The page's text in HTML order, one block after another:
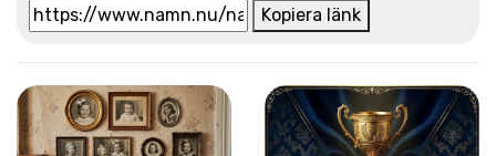
Kopiera länk